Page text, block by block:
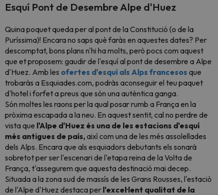
Esquí Pont de Desembre Alpe d'Huez
Quina poquet queda per al pont de la Constitució (o de la
Puríssima)! Encara no saps què faràs en aquestes dates? Per
descomptat, bons plans n'hi ha molts, però pocs com aquest
que et proposem: gaudir de l'esquí al pont de desembre a Alpe
d'Huez. Amb les ofertes d'esquí als Alps francesos que
trobaràs a Esquiades.com, podràs aconseguir el teu paquet
d'hotel i forfet a preus que són una autèntica ganga.
Són moltes les raons per la qual posar rumb a França en la
pròxima escapada a la neu. En aquest sentit, cal no perdre de
vista que l'Alpe d'Huez és una de les estacions d'esquí
més antigues de país,així com una de les més assolellades
dels Alps. Encara que als esquiadors debutants els sonarà
sobretot per ser l'escenari de l'etapa reina de la Volta de
França, t'assegurem que aquesta destinació mai decep.
Situada a la zona sud de massís de les Grans Rousses, l'estació
de l'Alpe d'Huez destaca per l'excel·lent qualitat de la